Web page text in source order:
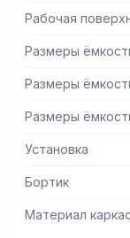
Рабочая
Размеры
Размеры
Размеры
Установка
Бортик
Материал